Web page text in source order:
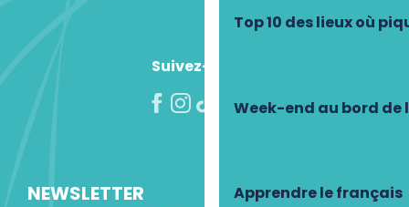
Top 10 des lieux où
Week-end au bord de
Apprendre le français
Suivez-nous !
NEWSLETTER